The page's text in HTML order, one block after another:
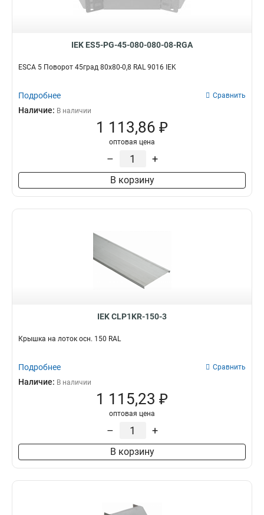
IEK ES5-PG-45-080-080-08-RGA
ESCA 5 Поворот 45град 80х80-0,8 RAL 9016 IEK
Подробнее Сравнить
Наличие: В наличии
1 113,86 ₽
оптовая цена
– +
В корзину
IEK CLP1KR-150-3
Крышка на лоток осн. 150 RAL
Подробнее Сравнить
Наличие: В наличии
1 115,23 ₽
оптовая цена
– +
В корзину